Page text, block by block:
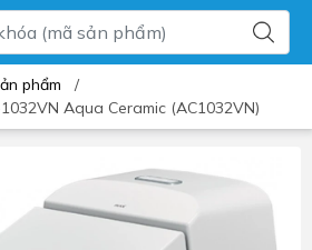
phẩm
/
Aqua Ceramic (AC1032VN)